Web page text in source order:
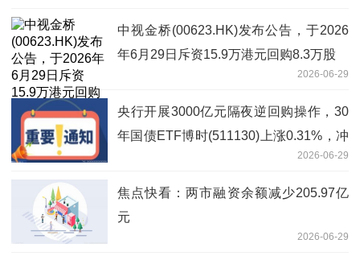
中视金桥(00623.HK)发布公告，于2026
年6月29日斥资15.9万港元回购8.3万股
2026-06-29
央行开展3000亿元隔夜逆回购操作，30
年国债ETF博时(511130)上涨0.31%，冲
2026-06-29
焦点快看：两市融资余额减少205.97亿
元
2026-06-29